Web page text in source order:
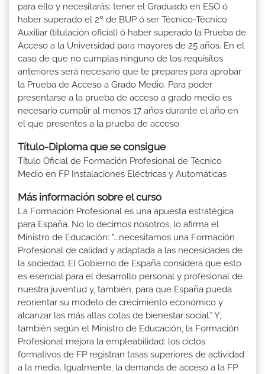
para ello y necesitarás: tener el Graduado en ESO ó
haber superado el 2º de BUP ó ser Técnico-Técnico
Auxiliar (titulación oficial) ó haber superado la Prueba de
Acceso a la Universidad para mayores de 25 años. En el
caso de que no cumplas ninguno de los requisitos
anteriores será necesario que te prepares para aprobar
la Prueba de Acceso a Grado Medio. Para poder
presentarse a la prueba de acceso a grado medio es
necesario cumplir al menos 17 años durante el año en
el que presentes a la prueba de acceso.
Título-Diploma que se consigue
Título Oficial de Formación Profesional de Técnico
Medio en FP Instalaciones Eléctricas y Automáticas
Más información sobre el curso
La Formación Profesional es una apuesta estratégica
para España. No lo decimos nosotros, lo afirma el
Ministro de Educación: "...necesitamos una Formación
Profesional de calidad y adaptada a las necesidades de
la sociedad. El Gobierno de España considera que esto
es esencial para el desarrollo personal y profesional de
nuestra juventud y, también, para que España pueda
reorientar su modelo de crecimiento económico y
alcanzar las más altas cotas de bienestar social." Y,
también según el Ministro de Educación, la Formación
Profesional mejora la empleabilidad: los ciclos
formativos de FP registran tasas superiores de actividad
a la media. Igualmente, la demanda de acceso a la FP